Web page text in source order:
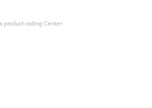
product coding Center